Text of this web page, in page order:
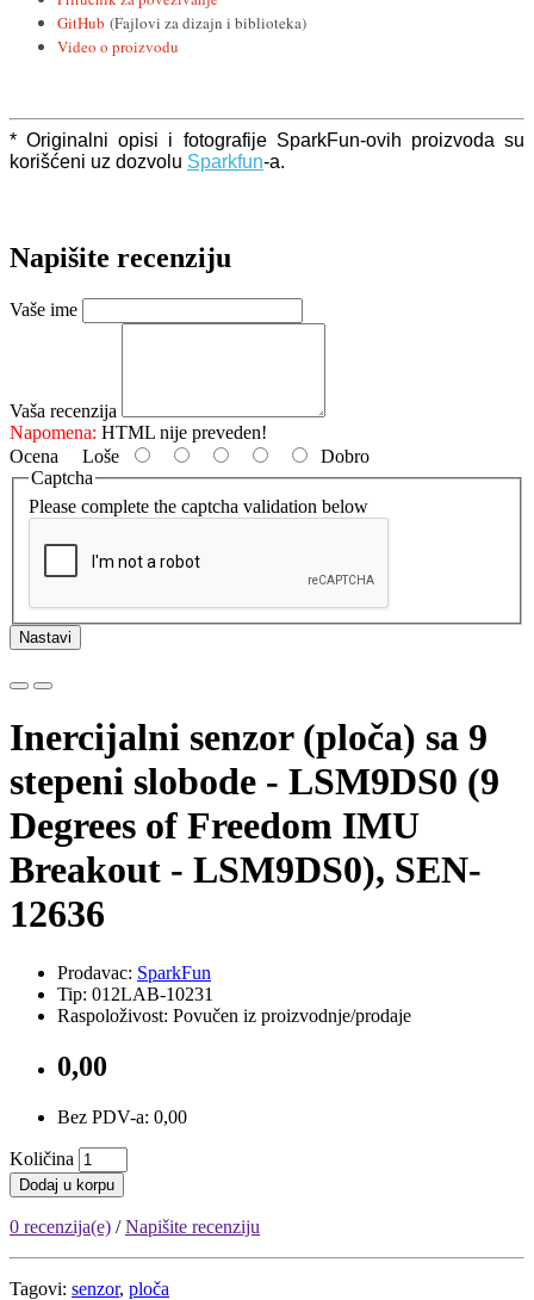
GitHub (Fajlovi za dizajn i biblioteka)
Video o proizvodu
* Originalni opisi i fotografije SparkFun-ovih proizvoda su
korišćeni uz dozvolu Sparkfun-a.
Napišite recenziju
Vaše ime
Vaša recenzija
Napomena: HTML nije preveden!
Ocena Loše
Dobro
Captcha
Please complete the captcha validation below
Nastavi
Inercijalni senzor (ploča) sa 9
stepeni slobode - LSM9DS0 (9
Degrees of Freedom IMU
Breakout - LSM9DS0), SEN-
12636
Prodavac: SparkFun
Tip: 012LAB-10231
Raspoloživost: Povučen iz proizvodnje/prodaje
0,00
Bez PDV-a: 0,00
Količina
Dodaj u korpu
0 recenzija(e) /Napišite recenziju
Tagovi: senzor, ploča